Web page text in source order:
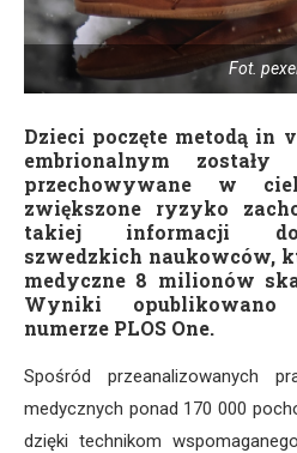
Fot.
Dzieci poczęte metodą in
embrionalnym
przechowywane w
zwiększone ryzyko
takiej informacji
szwedzkich naukowców,
medyczne 8 milionów
Wyniki
numerze PLOS One.
Spośród przeanalizowanych
medycznych ponad 170 000
dzięki technikom